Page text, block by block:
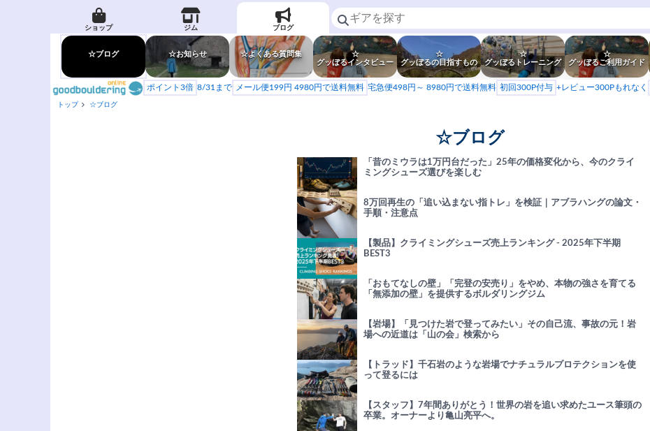
ショップ ジム ブログ
☆ブログ ☆お知らせ ☆よくある質問集
☆
グッぼるインタビュー
☆
グッぼるの目指すもの
☆
グッぼるトレーニング
☆
グッぼるご利用ガイド
ポイント3倍 8/31まで メール便199円 4980円で送料無料 宅急便498円～ 8980円で送料無料 初回300P付与 +レビュー300Pもれなく
トップ ☆ブログ
☆ブログ
「昔のミウラは1万円台だった」25年の価格変化から、今のクライ
ミングシューズ選びを楽しむ
8万回再生の「追い込まない指トレ」を検証｜アブラハングの論文・
手順・注意点
【製品】クライミングシューズ売上ランキング - 2025年下半期
BEST3
「おもてなしの壁」「完登の安売り」をやめ、本物の強さを育てる
「無添加の壁」を提供するボルダリングジム
【岩場】「見つけた岩で登ってみたい」その自己流、事故の元！岩
場への近道は「山の会」検索から
【トラッド】千石岩のような岩場でナチュラルプロテクションを使
って登るには
【スタッフ】7年間ありがとう！世界の岩を追い求めたユース筆頭の
卒業。オーナーより亀山亮平へ。